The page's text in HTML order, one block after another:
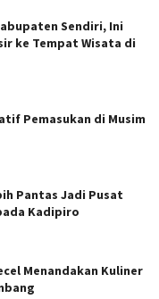
Sendiri, Ini
ke Tempat Wisata di
Pemasukan di Musim
Pantas Jadi Pusat
Kadipiro
Menandakan Kuliner